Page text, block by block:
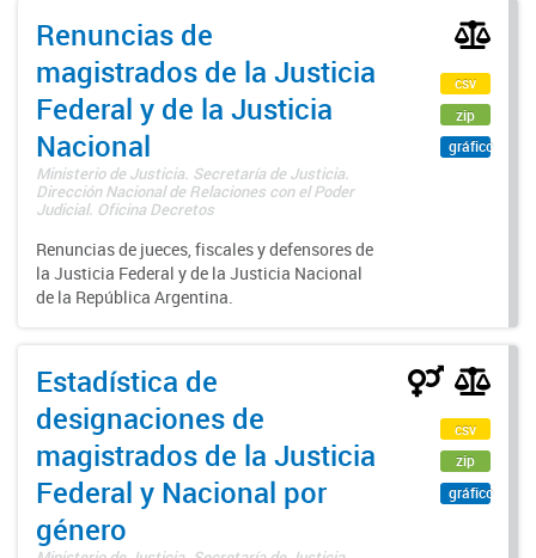
Renuncias de
magistrados de la Justicia
Federal y de la Justicia
Nacional
Ministerio de Justicia. Secretaría de Justicia.
Dirección Nacional de Relaciones con el Poder
Judicial. Oficina Decretos
Renuncias de jueces, fiscales y defensores de
la Justicia Federal y de la Justicia Nacional
de la República Argentina.
csv
zip
gráfico
Estadística de
designaciones de
magistrados de la Justicia
Federal y Nacional por
género
csv
zip
gráfico